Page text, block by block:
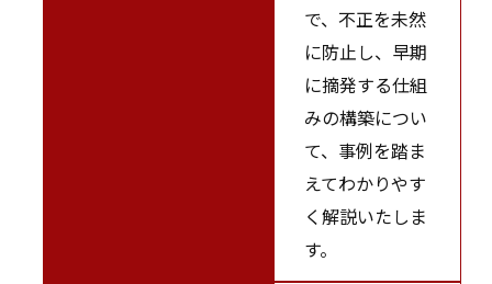
で、不正を未然
に防止し、早期
に摘発する仕組
みの構築につい
て、事例を踏ま
えてわかりやす
く解説いたしま
す。